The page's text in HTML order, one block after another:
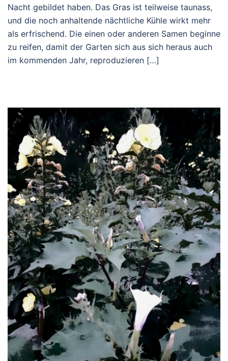
Nacht gebildet haben. Das Gras ist teilweise taunass,
und die noch anhaltende nächtliche Kühle wirkt mehr
als erfrischend. Die einen oder anderen Samen beginne
zu reifen, damit der Garten sich aus sich heraus auch
im kommenden Jahr, reproduzieren […]